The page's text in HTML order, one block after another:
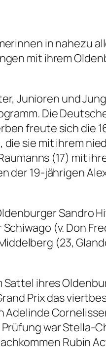
in nahezu
mit ihrem
Junioren und
Die
freute sich die
sie mit ihrem
(17) mit
der 19-jährigen
Sandro
(v. Don
(23,
Sattel ihres
Prix das
Prüfung war Stella-
Rubin